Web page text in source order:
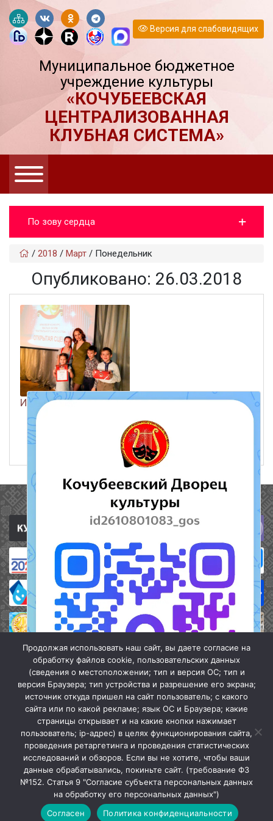
Версия для слабовидящих
Муниципальное бюджетное
учреждение культуры
«КОЧУБЕЕВСКАЯ
ЦЕНТРАЛИЗОВАННАЯ
КЛУБНАЯ СИСТЕМА»
Мы в МАХ
Закрыть
По зову сердца
/ 2018 / Март / Понедельник
Опубликовано: 26.03.2018
И ВНОВЬ ПОБЕДА!
Полезные ссылки
«Кочубеевская централизованная клубная система» © 2026
Продолжая использовать наш сайт, вы даете согласие на
обработку файлов cookie, пользовательских данных
(сведения о местоположении; тип и версия ОС; тип и
версия Браузера; тип устройства и разрешение его экрана;
источник откуда пришел на сайт пользователь; с какого
сайта или по какой рекламе; язык ОС и Браузера; какие
страницы открывает и на какие кнопки нажимает
пользователь; ip-адрес) в целях функционирования сайта,
проведения ретаргетинга и проведения статистических
исследований и обзоров. Если вы не хотите, чтобы ваши
данные обрабатывались, покиньте сайт. (требование ФЗ
№152. Статья 9 "Согласие субъекта персональных данных
на обработку его персональных данных")
Согласен
Политика конфиденциальности